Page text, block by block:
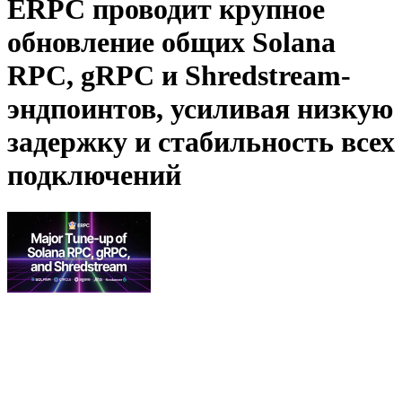
ERPC проводит крупное
обновление общих Solana
RPC, gRPC и Shredstream-
эндпоинтов, усиливая низкую
задержку и стабильность всех
подключений